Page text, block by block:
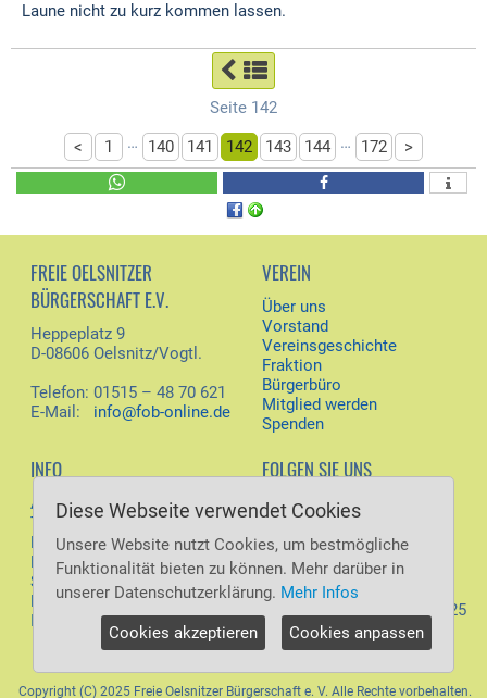
Laune nicht zu kurz kommen lassen.
Seite 142
<
1 … 140 141 142 143 144 … 172 >
FREIE OELSNITZER
BÜRGERSCHAFT E.V.
Heppeplatz 9
D-08606 Oelsnitz/Vogtl.
Telefon: 01515 – 48 70 621
E-Mail: info@fob-online.de
VEREIN
Über uns
Vorstand
Vereinsgeschichte
Fraktion
Bürgerbüro
Mitglied werden
Spenden
INFO
Aktuelles
Termine
Download
Kontakt
SiteMap
Datenschutz
Impressum
FOLGEN SIE UNS
Facebook
Besucher jetzt: 59
Besucher heute: 2.109
Besucher gestern: 9.116
Besucher gesamt: 6.494.825
Copyright (C) 2025 Freie Oelsnitzer Bürgerschaft e. V. Alle Rechte vorbehalten.
Diese Webseite verwendet Cookies
Unsere Website nutzt Cookies, um bestmögliche
Funktionalität bieten zu können. Mehr darüber in
unserer Datenschutzerklärung. Mehr Infos
Cookies akzeptieren Cookies anpassen